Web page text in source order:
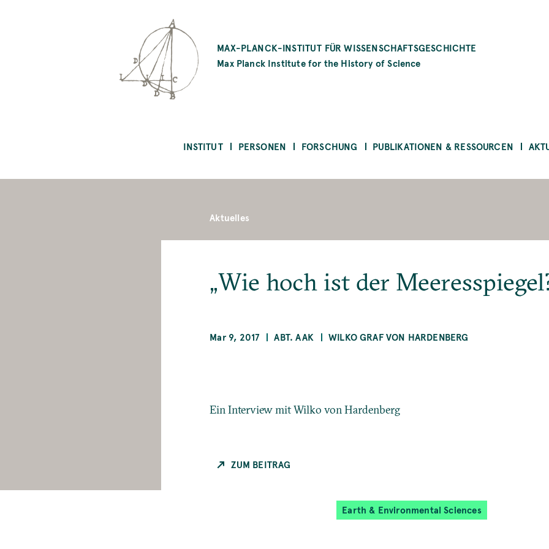
MAX-PLANCK-INSTITUT FÜR WISSENSCHAFTSGESCHICHTE
Max Planck Institute for the History of Science
INSTITUT PERSONEN FORSCHUNG PUBLIKATIONEN & RESSOURCEN
Aktuelles
„Wie hoch ist der
Mar 9, 2017 ABT. AAK WILKO GRAF VON HARDENBERG
Ein Interview mit Wilko von Hardenberg
ZUM BEITRAG
Earth & Environmental Sciences